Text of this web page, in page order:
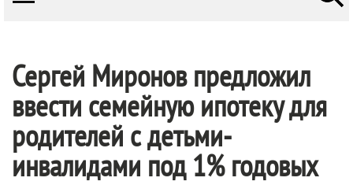
Сергей Миронов предложил
ввести семейную ипотеку для
родителей с детьми-
инвалидами под 1% годовых